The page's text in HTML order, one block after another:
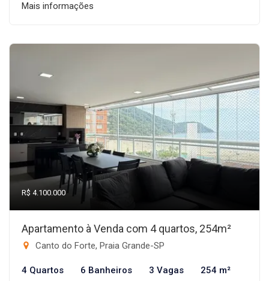
Mais informações
R$ 4.100.000
Apartamento à Venda com 4 quartos, 254m²
Canto do Forte, Praia Grande-SP
4 Quartos 6 Banheiros 3 Vagas 254 m²